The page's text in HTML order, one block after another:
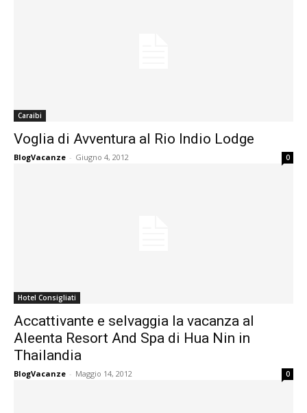
Caraibi
Voglia di Avventura al Rio Indio Lodge
BlogVacanze - Giugno 4, 2012 0
Hotel Consigliati
Accattivante e selvaggia la vacanza al
Aleenta Resort And Spa di Hua Nin in
Thailandia
BlogVacanze - Maggio 14, 2012 0